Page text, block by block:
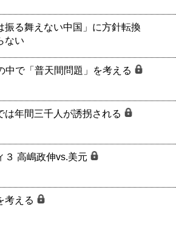
振る舞えない中国」に方針転換
ない
中で「普天間問題」を考える
は年間三千人が誘拐される
３ 高嶋政伸vs.美元
考える